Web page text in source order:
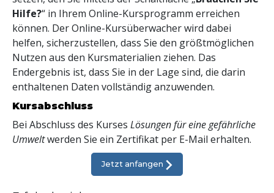
Hilfe?“ in Ihrem Online-Kursprogramm erreichen
können. Der Online-Kursüberwacher wird dabei
helfen, sicherzustellen, dass Sie den größtmöglichen
Nutzen aus den Kursmaterialien ziehen. Das
Endergebnis ist, dass Sie in der Lage sind, die darin
enthaltenen Daten vollständig anzuwenden.
Kursabschluss
Bei Abschluss des Kurses Lösungen für eine gefährliche
Umweltwerden Sie ein Zertifikat per E-Mail erhalten.
Jetzt anfangen